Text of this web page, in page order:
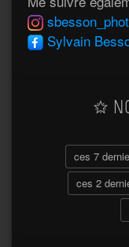
Sylvain
ces 7
ces 2